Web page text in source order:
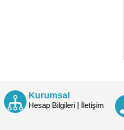
Kurumsal
Hesap Bilgileri İletişim